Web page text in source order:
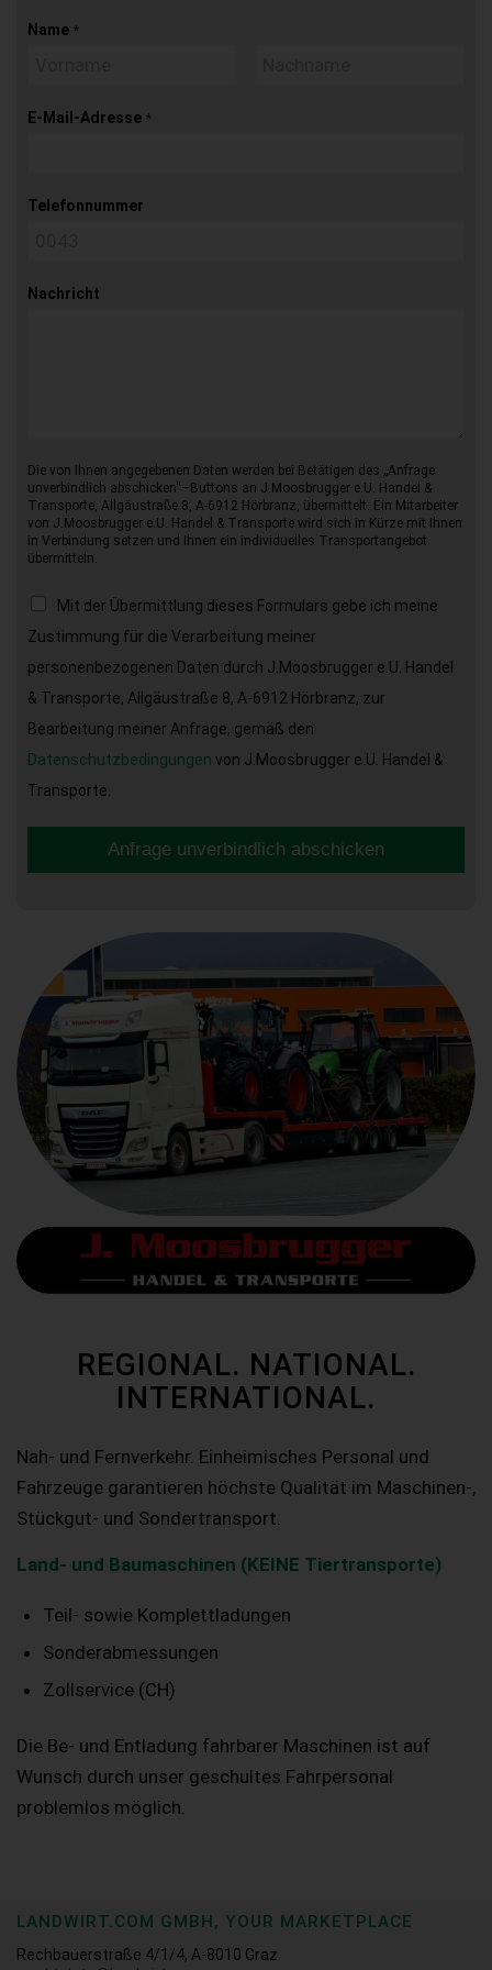
Name *
E-Mail-Adresse *
Telefonnummer
Nachricht
Die von Ihnen angegebenen Daten werden bei Betätigen des „Anfrage
unverbindlich abschicken“–Buttons an J.Moosbrugger e.U. Handel &
Transporte, Allgäustraße 8, A-6912 Hörbranz, übermittelt. Ein Mitarbeiter
von J.Moosbrugger e.U. Handel & Transporte wird sich in Kürze mit Ihnen
in Verbindung setzen und Ihnen ein individuelles Transportangebot
übermitteln.
Mit der Übermittlung dieses Formulars gebe ich meine
Zustimmung für die Verarbeitung meiner
personenbezogenen Daten durch J.Moosbrugger e.U. Handel
& Transporte, Allgäustraße 8, A-6912 Hörbranz, zur
Bearbeitung meiner Anfrage, gemäß den
Datenschutzbedingungen von J.Moosbrugger e.U. Handel &
Transporte.
Anfrage unverbindlich abschicken
REGIONAL. NATIONAL.
INTERNATIONAL.
Nah- und Fernverkehr. Einheimisches Personal und
Fahrzeuge garantieren höchste Qualität im Maschinen-,
Stückgut- und Sondertransport.
Land- und Baumaschinen (KEINE Tiertransporte)
Teil- sowie Komplettladungen
Sonderabmessungen
Zollservice (CH)
Die Be- und Entladung fahrbarer Maschinen ist auf
Wunsch durch unser geschultes Fahrpersonal
problemlos möglich.
LANDWIRT.COM GMBH, YOUR MARKETPLACE
Rechbauerstraße 4/1/4, A-8010 Graz